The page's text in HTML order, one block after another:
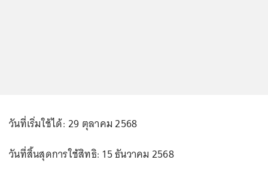
วันที่เริ่มใช้ได้: 29 ตุลาคม 2568
วันที่สิ้นสุดการใช้สิทธิ: 15 ธันวาคม 2568